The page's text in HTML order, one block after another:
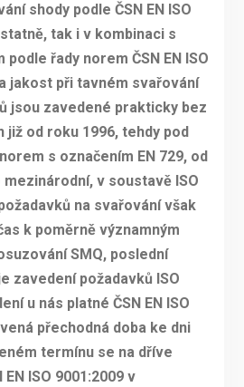
shody podle ČSN EN ISO
tak i v kombinaci s
řady norem ČSN EN ISO
jakost při tavném svařování
jsou zavedené prakticky bez
již od roku 1996, tehdy pod
s označením EN 729, od
v soustavě ISO
na svařování však
k poměrně významným
SMQ, poslední
zavedení požadavků ISO
u nás platné ČSN EN ISO
přechodná doba ke dni
termínu se na dříve
ISO 9001:2009 v